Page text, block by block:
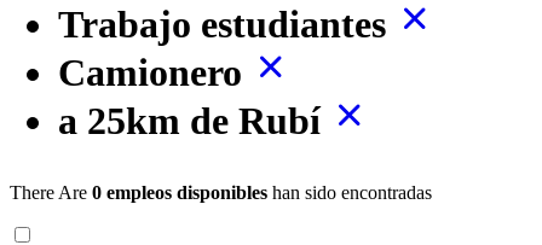
Trabajo estudiantes
Camionero
a 25km de Rubí
There Are 0 empleos disponibles han sido encontradas